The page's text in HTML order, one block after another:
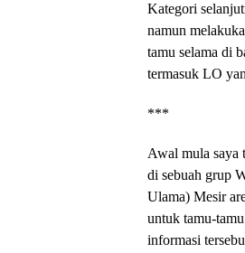
Kategori
namun
tamu selama di
termasuk LO
***
Awal mula saya
di sebuah grup
Ulama) Mesir
untuk tamu-
informasi